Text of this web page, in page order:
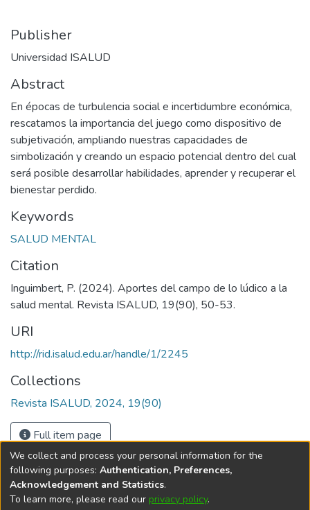
Publisher
Universidad ISALUD
Abstract
En épocas de turbulencia social e incertidumbre económica,
rescatamos la importancia del juego como dispositivo de
subjetivación, ampliando nuestras capacidades de
simbolización y creando un espacio potencial dentro del cual
será posible desarrollar habilidades, aprender y recuperar el
bienestar perdido.
Keywords
SALUD MENTAL
Citation
Inguimbert, P. (2024). Aportes del campo de lo lúdico a la
salud mental. Revista ISALUD, 19(90), 50-53.
URI
http://rid.isalud.edu.ar/handle/1/2245
Collections
Revista ISALUD, 2024, 19(90)
Full item page
DSpace softwarecopyright © 2002-2026
We collect and process your personal information for the
following purposes: Authentication, Preferences,
Acknowledgement and Statistics.
To learn more, please read our privacy policy.